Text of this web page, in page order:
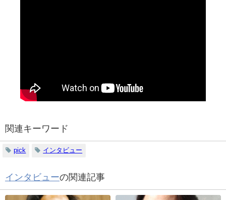
関連キーワード
pick インタビュー
インタビューの関連記事